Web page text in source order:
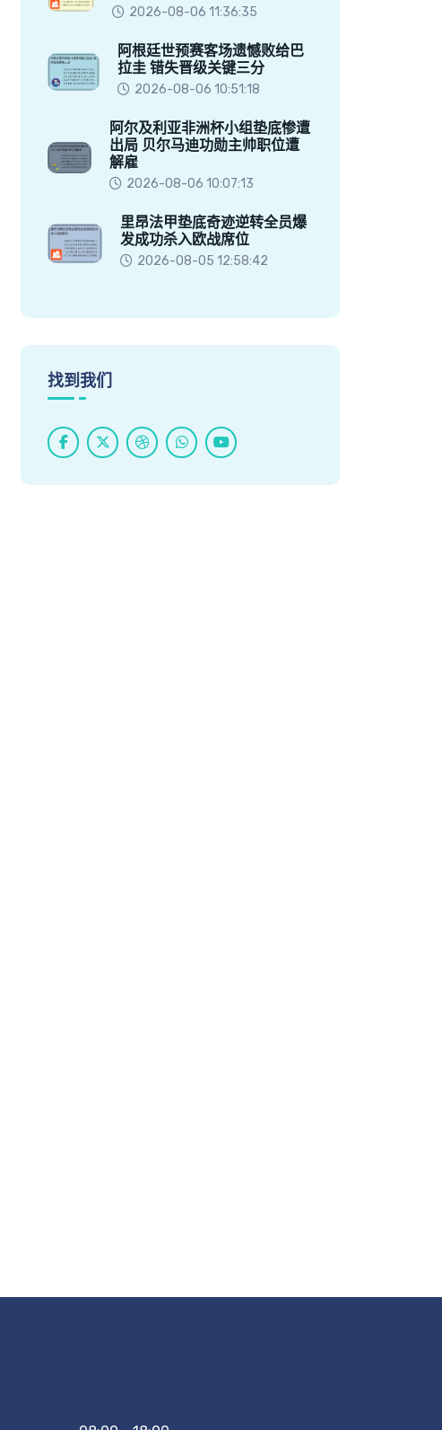
2026-08-06 11:36:35
阿根廷世预赛客场遗憾败给巴
拉圭 错失晋级关键三分
2026-08-06 10:51:18
阿尔及利亚非洲杯小组垫底惨遭
出局 贝尔马迪功勋主帅职位遭
解雇
2026-08-06 10:07:13
里昂法甲垫底奇迹逆转全员爆
发成功杀入欧战席位
2026-08-05 12:58:42
找到我们